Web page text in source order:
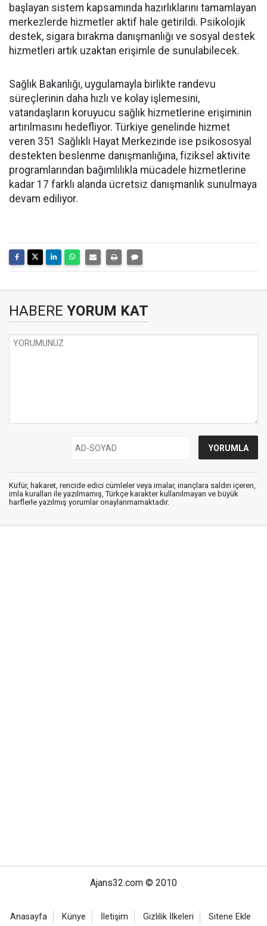
başlayan sistem kapsamında hazırlıklarını tamamlayan
merkezlerde hizmetler aktif hale getirildi. Psikolojik
destek, sigara bırakma danışmanlığı ve sosyal destek
hizmetleri artık uzaktan erişimle de sunulabilecek.
Sağlık Bakanlığı, uygulamayla birlikte randevu
süreçlerinin daha hızlı ve kolay işlemesini,
vatandaşların koruyucu sağlık hizmetlerine erişiminin
artırılmasını hedefliyor. Türkiye genelinde hizmet
veren 351 Sağlıklı Hayat Merkezinde ise psikososyal
destekten beslenme danışmanlığına, fiziksel aktivite
programlarından bağımlılıkla mücadele hizmetlerine
kadar 17 farklı alanda ücretsiz danışmanlık sunulmaya
devam ediliyor.
HABERE YORUM KAT
Küfür, hakaret, rencide edici cümleler veya imalar, inançlara saldırı içeren,
imla kuralları ile yazılmamış, Türkçe karakter kullanılmayan ve büyük
harflerle yazılmış yorumlar onaylanmamaktadır.
Ajans32.com © 2010
Anasayfa Künye İletişim Gizlilik İlkeleri Sitene Ekle